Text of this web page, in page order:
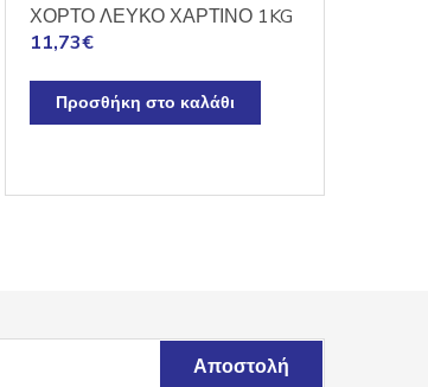
ΧΟΡΤΟ ΛΕΥΚΟ ΧΑΡΤΙΝΟ 1KG
11,73€
Προσθήκη στο καλάθι